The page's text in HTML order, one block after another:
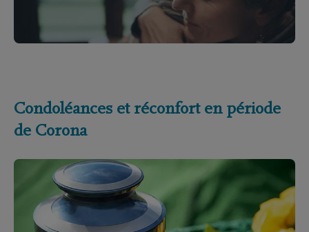
Condoléances et réconfort en période
de Corona